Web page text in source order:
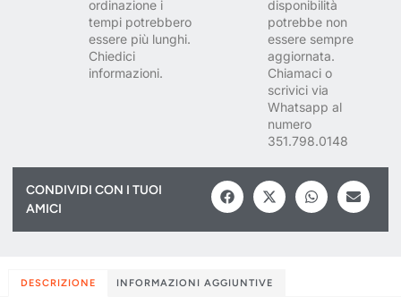
ordinazione i
tempi potrebbero
essere più lunghi.
Chiedici
informazioni.
disponibilità
potrebbe non
essere sempre
aggiornata.
Chiamaci o
scrivici via
Whatsapp al
numero
351.798.0148
CONDIVIDI CON I TUOI
AMICI
DESCRIZIONE INFORMAZIONI AGGIUNTIVE